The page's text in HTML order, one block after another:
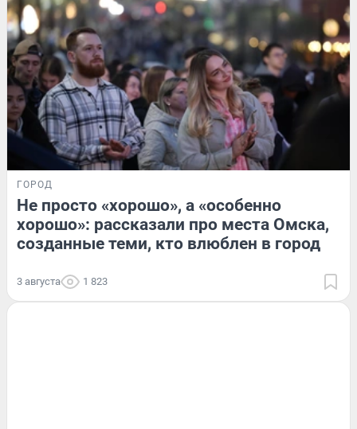
ГОРОД
Не просто «хорошо», а «особенно
хорошо»: рассказали про места Омска,
созданные теми, кто влюблен в город
3 августа 1 823